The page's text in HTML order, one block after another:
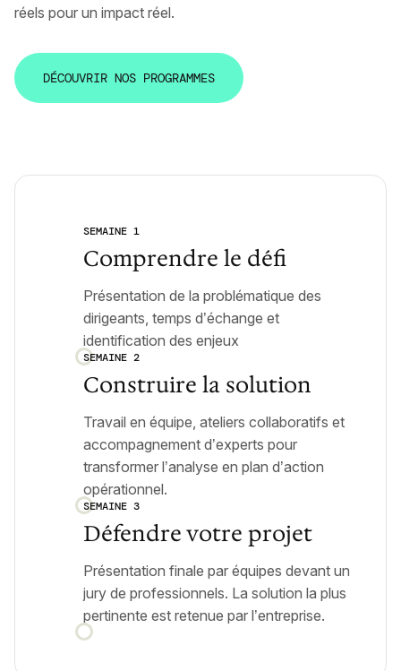
SEMAINE 1
Comprendre le défi
Présentation de la problématique des
dirigeants, temps d’échange et
identification des enjeux
SEMAINE 2
Construire la solution
Travail en équipe, ateliers collaboratifs et
accompagnement d’experts pour
transformer l’analyse en plan d’action
opérationnel.
SEMAINE 3
Défendre votre projet
Présentation finale par équipes devant un
jury de professionnels. La solution la plus
pertinente est retenue par l’entreprise.
réels pour un impact réel.
D
D
É
É
C
C
O
O
U
U
V
V
R
R
I
I
R
R
N
N
O
O
S
S
P
P
R
R
O
O
G
G
R
R
A
A
M
M
M
M
E
E
S
S